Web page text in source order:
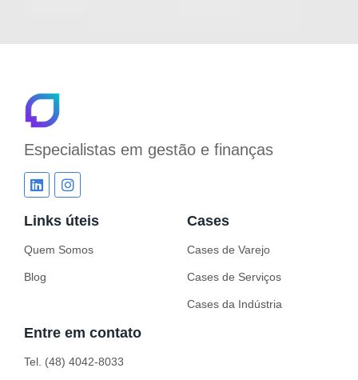
Especialistas em gestão e finanças
Links úteis
Quem Somos
Blog
Cases
Cases de Varejo
Cases de Serviços
Cases da Indústria
Entre em contato
Tel. (48) 4042-8033